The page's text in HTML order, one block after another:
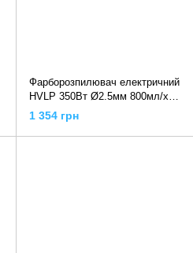
Фарборозпилювач електричний
HVLP 350Вт Ø2.5мм 800мл/хв
н/б 800мл, 850062 APRO
1 354 грн